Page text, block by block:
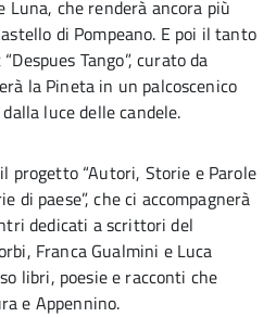
Luna, che renderà ancora più
di Pompeano. E poi il tanto
Tango”, curato da
la Pineta in un palcoscenico
luce delle candele.
progetto “Autori, Storie e Parole
di paese”, che ci accompagnerà
dedicati a scrittori del
Franca Gualmini e Luca
libri, poesie e racconti che
e Appennino.